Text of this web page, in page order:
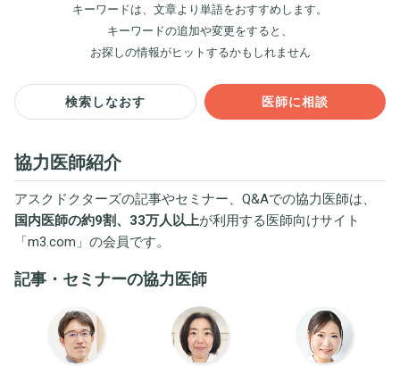
キーワードは、文章より単語をおすすめします。
キーワードの追加や変更をすると、
お探しの情報がヒットするかもしれません
検索しなおす 医師に相談
協力医師紹介
アスクドクターズの記事やセミナー、Q&Aでの協力医師は、
国内医師の約9割、33万人以上が利用する医師向けサイト
「m3.com 」の会員です。
記事・セミナーの協力医師